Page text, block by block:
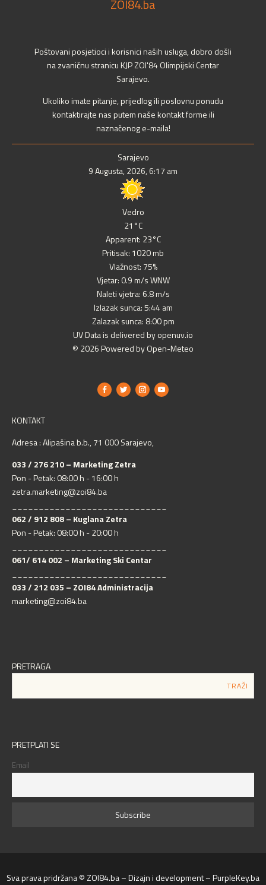
ZOI84.ba
Poštovani posjetioci i korisnici naših usluga, dobro došli
na zvaničnu stranicu KJP ZOI'84 Olimpijski Centar
Sarajevo.
Ukoliko imate pitanje, prijedlog ili poslovnu ponudu
kontaktirajte nas putem naše kontakt forme ili
naznačenog e-maila!
Sarajevo
9 Augusta, 2026, 6:17 am
Vedro
21°C
Apparent: 23°C
Pritisak: 1020 mb
Vlažnost: 75%
Vjetar: 0.9 m/s WNW
Naleti vjetra: 6.8 m/s
Izlazak sunca: 5:44 am
Zalazak sunca: 8:00 pm
UV Data is delivered by openuv.io
© 2026 Powered by Open-Meteo
KONTAKT
Adresa : Alipašina b.b., 71 000 Sarajevo,
033 / 276 210 – Marketing Zetra
Pon - Petak: 08:00 h - 16:00 h
zetra.marketing@zoi84.ba
062 / 912 808 – Kuglana Zetra
Pon - Petak: 08:00 h - 20:00 h
061/ 614 002 – Marketing Ski Centar
033 / 212 035 – ZOI84 Administracija
marketing@zoi84.ba
PRETRAGA
PRETPLATI SE
Email
Sva prava pridržana © ZOI84.ba – Dizajn i development – PurpleKey.ba